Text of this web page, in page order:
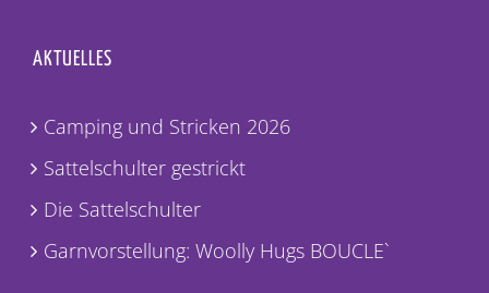
AKTUELLES
Camping und Stricken 2026
Sattelschulter gestrickt
Die Sattelschulter
Garnvorstellung: Woolly Hugs BOUCLE`